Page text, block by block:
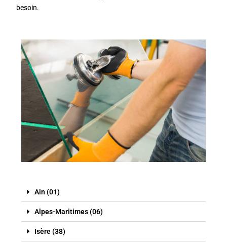
besoin.
Ain (01)
Alpes-Maritimes (06)
Isère (38)